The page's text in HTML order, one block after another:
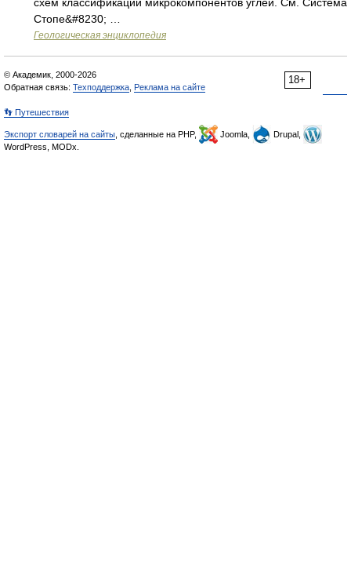
Стопе&#8230; …
Геологическая энциклопедия
18+
© Академик, 2000-2026
Обратная связь: Техподдержка Реклама на сайте
👣 Путешествия
Экспорт словарей на сайты , сделанные на PHP, Joomla,
Drupal,
WordPress, MODx.